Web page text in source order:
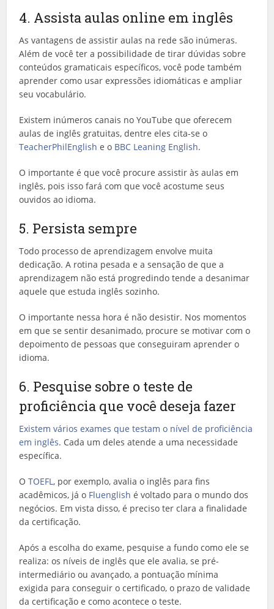
4. Assista aulas online em inglês
As vantagens de assistir aulas na rede são inúmeras.
Além de você ter a possibilidade de tirar dúvidas sobre
conteúdos gramaticais específicos, você pode também
aprender como usar expressões idiomáticas e ampliar
seu vocabulário.
Existem inúmeros canais no YouTube que oferecem
aulas de inglês gratuitas, dentre eles cita-se o
TeacherPhilEnglish e o BBC Leaning English.
O importante é que você procure assistir às aulas em
inglês, pois isso fará com que você acostume seus
ouvidos ao idioma.
5. Persista sempre
Todo processo de aprendizagem envolve muita
dedicação. A rotina pesada e a sensação de que a
aprendizagem não está progredindo tende a desanimar
aquele que estuda inglês sozinho.
O importante nessa hora é não desistir. Nos momentos
em que se sentir desanimado, procure se motivar com o
depoimento de pessoas que conseguiram aprender o
idioma.
6. Pesquise sobre o teste de
proficiência que você deseja fazer
Existem vários exames que testam o nível de proficiência
em inglês. Cada um deles atende a uma necessidade
específica.
OTOEFL, por exemplo, avalia o inglês para fins
acadêmicos, já o Fluenglish é voltado para o mundo dos
negócios. Em vista disso, é preciso ter clara a finalidade
da certificação.
Após a escolha do exame, pesquise a fundo como ele se
realiza: os níveis de inglês que ele avalia, se pré-
intermediário ou avançado, a pontuação mínima
exigida para conseguir o certificado, o prazo de validade
da certificação e como acontece o teste.